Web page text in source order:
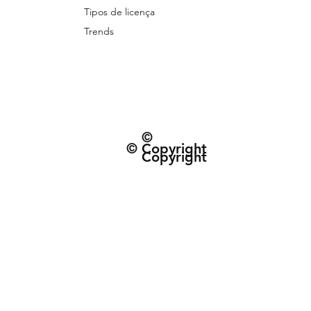
Tipos de licença
Trends
©
Copyright
© Copyright